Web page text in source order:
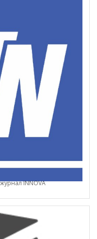
INNOVA